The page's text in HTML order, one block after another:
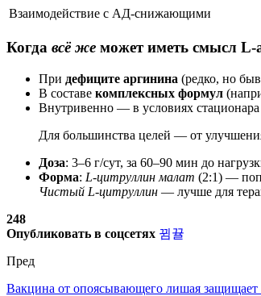
Взаимодействие с АД-снижающими
Когда всё же может иметь смысл L-
При дефиците аргинина (редко, но
В составе комплексных формул
Внутривенно — в условиях
Для большинства целей — от
Доза: 3–6 г/сут, за 60–90 мин до
Форма: L-цитруллин малат (2:1) —
Чистый L-цитруллин — лучше для
248
Опубликовать в соцсетях
Пред
Вакцина от опоясывающего лишая защищает